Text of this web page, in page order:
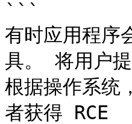
```
有时应用程序
具。 将用户
根据操作系统
者获得 RCE